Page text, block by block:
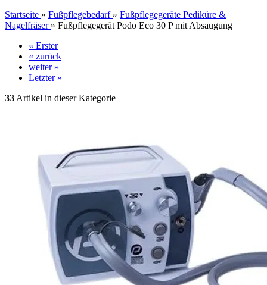
Startseite » Fußpflegebedarf » Fußpflegegeräte Pediküre &
Nagelfräser » Fußpflegegerät Podo Eco 30 P mit Absaugung
« Erster
« zurück
weiter »
Letzter »
33 Artikel in dieser Kategorie